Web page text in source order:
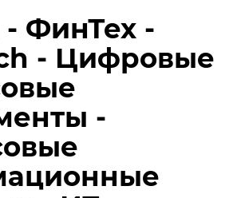
- ФинТех -
- Цифровые
-